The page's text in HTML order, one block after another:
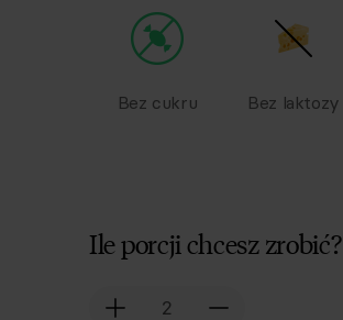
Bez cukru Bez laktozy
Ile porcji chcesz zrobić?